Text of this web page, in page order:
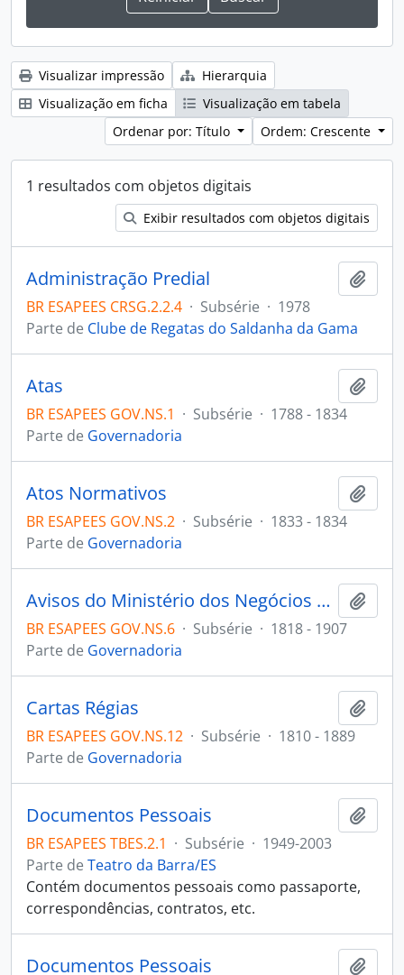
Visualizar impressão
Hierarquia
Visualização em ficha
Visualização em tabela
Ordenar por: Título
Ordem: Crescente
1 resultados com objetos digitais
Exibir resultados com objetos digitais
Administração Predial
BR ESAPEES CRSG.2.2.4 · Subsérie · 1978
Parte de Clube de Regatas do Saldanha da Gama
Atas
BR ESAPEES GOV.NS.1 · Subsérie · 1788 - 1834
Parte de Governadoria
Atos Normativos
BR ESAPEES GOV.NS.2 · Subsérie · 1833 - 1834
Parte de Governadoria
Avisos do Ministério dos Negócios da Guerra
BR ESAPEES GOV.NS.6 · Subsérie · 1818 - 1907
Parte de Governadoria
Cartas Régias
BR ESAPEES GOV.NS.12 · Subsérie · 1810 - 1889
Parte de Governadoria
Documentos Pessoais
BR ESAPEES TBES.2.1 · Subsérie · 1949-2003
Parte de Teatro da Barra/ES
Contém documentos pessoais como passaporte,
correspondências, contratos, etc.
Documentos Pessoais